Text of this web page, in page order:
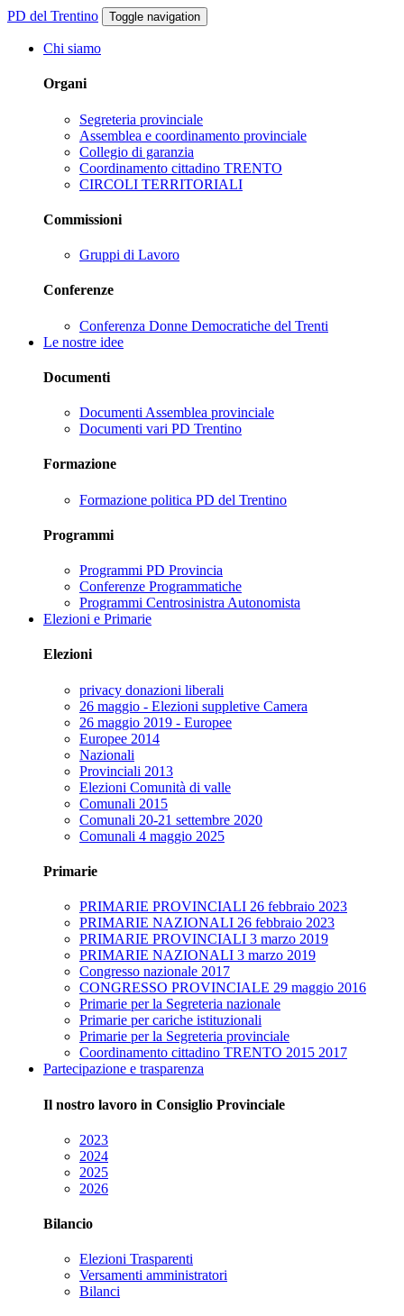
PD del Trentino Toggle navigation
Chi siamo
Organi
Segreteria provinciale
Assemblea e coordinamento provinciale
Collegio di garanzia
Coordinamento cittadino TRENTO
CIRCOLI TERRITORIALI
Commissioni
Gruppi di Lavoro
Conferenze
Conferenza Donne Democratiche del Trenti
Le nostre idee
Documenti
Documenti Assemblea provinciale
Documenti vari PD Trentino
Formazione
Formazione politica PD del Trentino
Programmi
Programmi PD Provincia
Conferenze Programmatiche
Programmi Centrosinistra Autonomista
Elezioni e Primarie
Elezioni
privacy donazioni liberali
26 maggio - Elezioni suppletive Camera
26 maggio 2019 - Europee
Europee 2014
Nazionali
Provinciali 2013
Elezioni Comunità di valle
Comunali 2015
Comunali 20-21 settembre 2020
Comunali 4 maggio 2025
Primarie
PRIMARIE PROVINCIALI 26 febbraio 2023
PRIMARIE NAZIONALI 26 febbraio 2023
PRIMARIE PROVINCIALI 3 marzo 2019
PRIMARIE NAZIONALI 3 marzo 2019
Congresso nazionale 2017
CONGRESSO PROVINCIALE 29 maggio 2016
Primarie per la Segreteria nazionale
Primarie per cariche istituzionali
Primarie per la Segreteria provinciale
Coordinamento cittadino TRENTO 2015 2017
Partecipazione e trasparenza
Il nostro lavoro in Consiglio Provinciale
2023
2024
2025
2026
Bilancio
Elezioni Trasparenti
Versamenti amministratori
Bilanci